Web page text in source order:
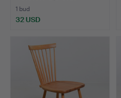
1 bud
32 USD